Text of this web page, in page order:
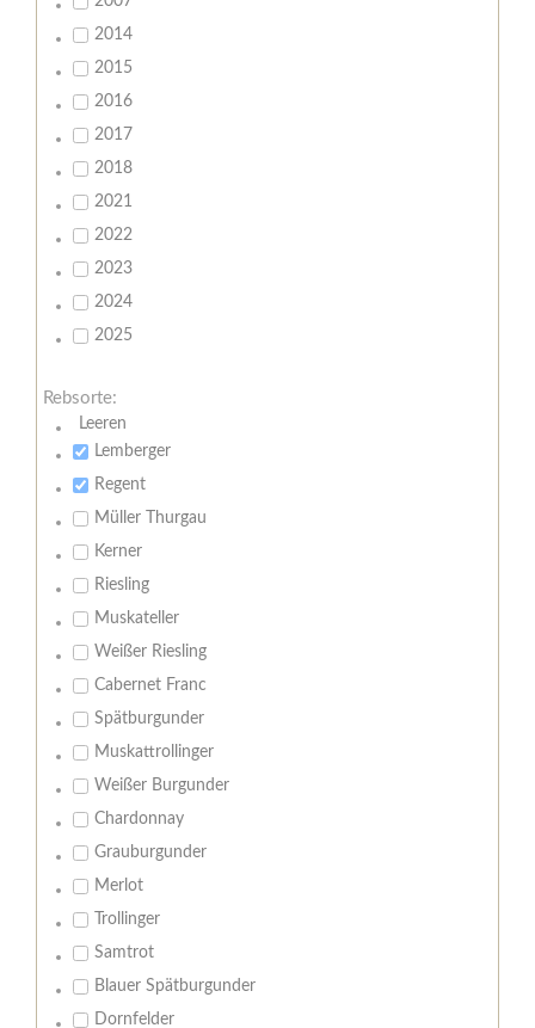
2014
2015
2016
2017
2018
2021
2022
2023
2024
2025
Rebsorte:
Leeren
Lemberger
Regent
Müller Thurgau
Kerner
Riesling
Muskateller
Weißer Riesling
Cabernet Franc
Spätburgunder
Muskattrollinger
Weißer Burgunder
Chardonnay
Grauburgunder
Merlot
Trollinger
Samtrot
Blauer Spätburgunder
Dornfelder